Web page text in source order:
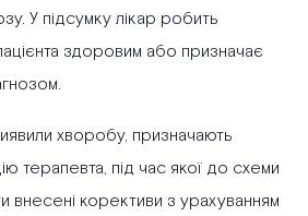
У підсумку лікар робить
здоровим або призначає
хворобу, призначають
терапевта, під час якої до схеми
внесені корективи з урахуванням